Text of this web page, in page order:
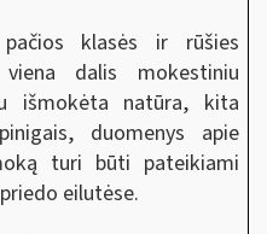
klasės ir rūšies
dalis mokestiniu
išmokėta natūra, kita
duomenys apie
turi būti pateikiami
eilutėse.